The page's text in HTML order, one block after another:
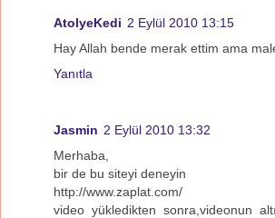
AtolyeKedi 2 Eylül 2010 13:15
Hay Allah bende merak ettim ama
Yanıtla
Jasmin 2 Eylül 2010 13:32
Merhaba,
bir de bu siteyi deneyin
http://www.zaplat.com/
video yükledikten sonra,videonun